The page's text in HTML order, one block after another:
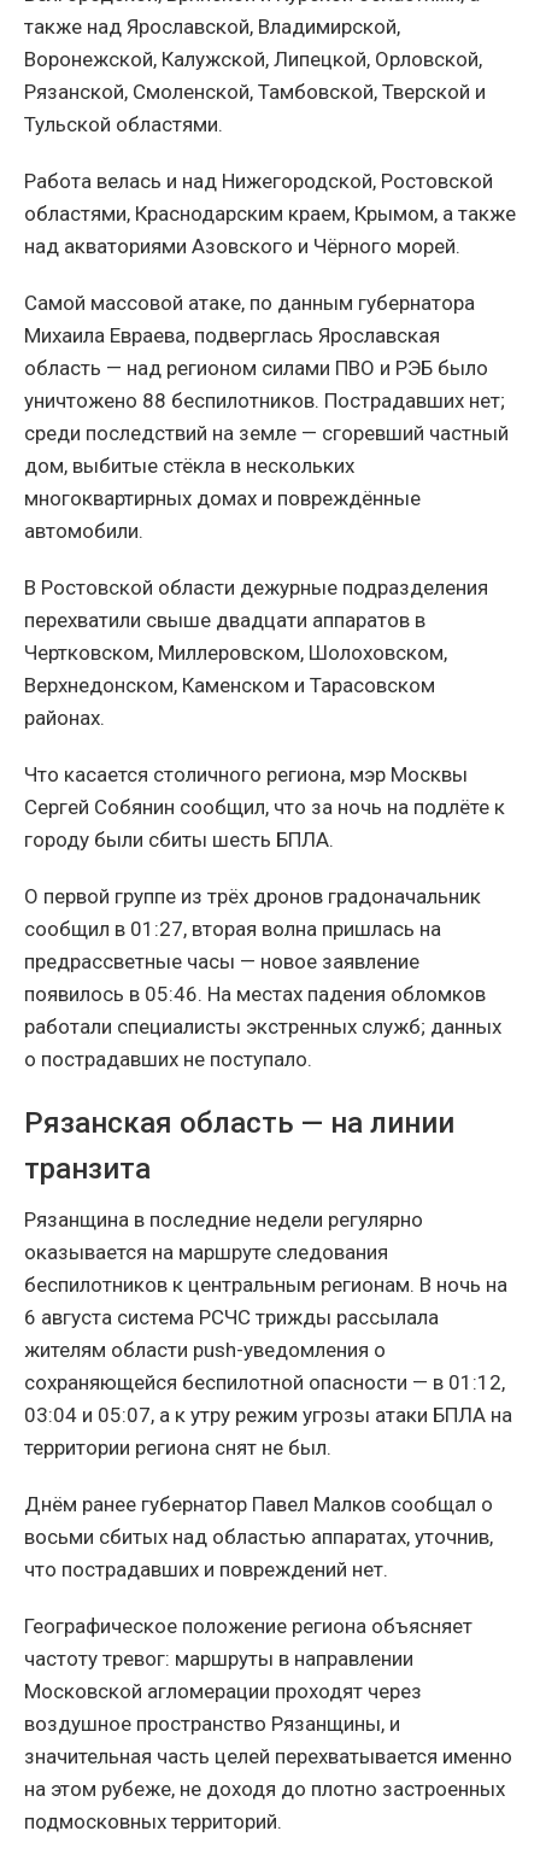
также над Ярославской, Владимирской,
Воронежской, Калужской, Липецкой, Орловской,
Рязанской, Смоленской, Тамбовской, Тверской и
Тульской областями.
Работа велась и над Нижегородской, Ростовской
областями, Краснодарским краем, Крымом, а также
над акваториями Азовского и Чёрного морей.
Самой массовой атаке, по данным губернатора
Михаила Евраева, подверглась Ярославская
область — над регионом силами ПВО и РЭБ было
уничтожено 88 беспилотников. Пострадавших нет;
среди последствий на земле — сгоревший частный
дом, выбитые стёкла в нескольких
многоквартирных домах и повреждённые
автомобили.
В Ростовской области дежурные подразделения
перехватили свыше двадцати аппаратов в
Чертковском, Миллеровском, Шолоховском,
Верхнедонском, Каменском и Тарасовском
районах.
Что касается столичного региона, мэр Москвы
Сергей Собянин сообщил, что за ночь на подлёте к
городу были сбиты шесть БПЛА.
О первой группе из трёх дронов градоначальник
сообщил в 01:27, вторая волна пришлась на
предрассветные часы — новое заявление
появилось в 05:46. На местах падения обломков
работали специалисты экстренных служб; данных
о пострадавших не поступало.
Рязанская область — на линии
транзита
Рязанщина в последние недели регулярно
оказывается на маршруте следования
беспилотников к центральным регионам. В ночь на
6 августа система РСЧС трижды рассылала
жителям области push-уведомления о
сохраняющейся беспилотной опасности — в 01:12,
03:04 и 05:07, а к утру режим угрозы атаки БПЛА на
территории региона снят не был.
Днём ранее губернатор Павел Малков сообщал о
восьми сбитых над областью аппаратах, уточнив,
что пострадавших и повреждений нет.
Географическое положение региона объясняет
частоту тревог: маршруты в направлении
Московской агломерации проходят через
воздушное пространство Рязанщины, и
значительная часть целей перехватывается именно
на этом рубеже, не доходя до плотно застроенных
подмосковных территорий.